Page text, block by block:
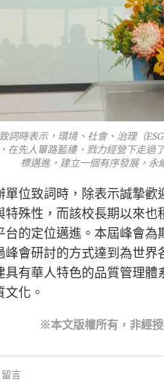
詞時表示，環境、社會、治理（
在先人篳路藍縷、戮力經營下走
標邁進，建立一個有序發展，永
單位致詞時，除表示誠摯
殊性，而該校長期以來
的定位邁進。本屆峰會
會研討的方式達到為世
有華人特色的品質管理
化。
※本文版權所有，非經授
留言